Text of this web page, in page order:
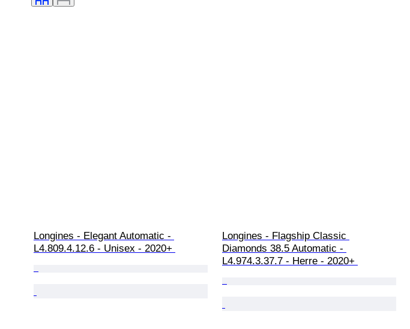
Longines - Elegant Automatic -
L4.809.4.12.6 - Unisex - 2020+
Longines - Flagship Classic
Diamonds 38.5 Automatic -
L4.974.3.37.7 - Herre - 2020+